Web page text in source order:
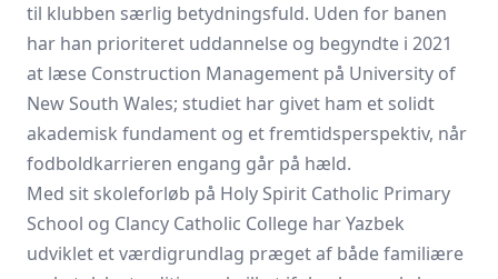
til klubben særlig betydningsfuld. Uden for banen
har han prioriteret uddannelse og begyndte i 2021
at læse Construction Management på University of
New South Wales; studiet har givet ham et solidt
akademisk fundament og et fremtidsperspektiv, når
fodboldkarrieren engang går på hæld.
Med sit skoleforløb på Holy Spirit Catholic Primary
School og Clancy Catholic College har Yazbek
udviklet et værdigrundlag præget af både familiære